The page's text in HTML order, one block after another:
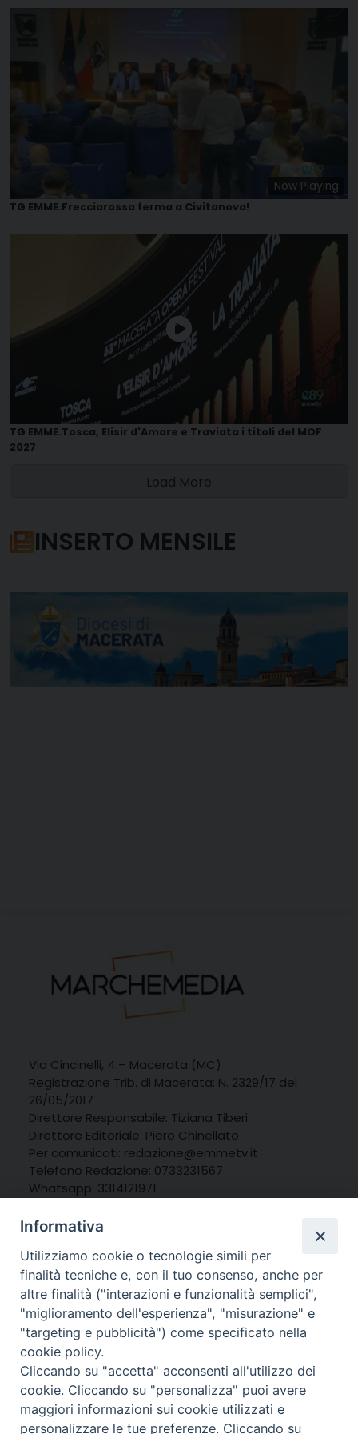
Now Playing
TG EMME.Frecciarossa ferma a Civitanova!
TG EMME.Tosca, Elisir d'Amore e Traviata i titoli del MOF
2027
Load More
INSERTO MENSILE
Via Cincinelli, 4 – Macerata (MC)
Registrazione Trib. di Macerata: N. 2329/17 del
26/05/2017
Direttore Responsabile: Tiziana Tiberi
Direttore Editoriale: Piero Chinellato
Per comunicati: redazione@emmetv.it
Telefono Redazione: 0733231567
Whatsapp: 3314121971
Informativa
Utilizziamo cookie o tecnologie simili per
finalità tecniche e, con il tuo consenso, anche per
altre finalità ("interazioni e funzionalità semplici",
"miglioramento dell'esperienza", "misurazione" e
"targeting e pubblicità") come specificato nella
cookie policy.
Cliccando su "accetta" acconsenti all'utilizzo dei
cookie. Cliccando su "personalizza" puoi avere
maggiori informazioni sui cookie utilizzati e
personalizzare le tue preferenze. Cliccando su